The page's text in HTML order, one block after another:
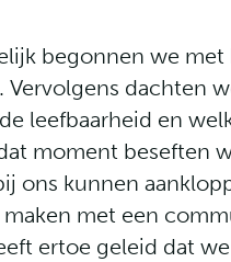
begonnen we
Vervolgens dachten
leefbaarheid en
moment beseften
ons kunnen
met een
ertoe geleid dat